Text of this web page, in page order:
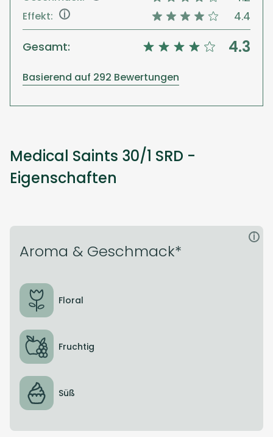
Effekt: i
4.4
Gesamt:
4.3
Basierend auf 292 Bewertungen
Medical Saints 30/1 SRD -
Eigenschaften
Aroma & Geschmack*
i
Floral
Fruchtig
Süß